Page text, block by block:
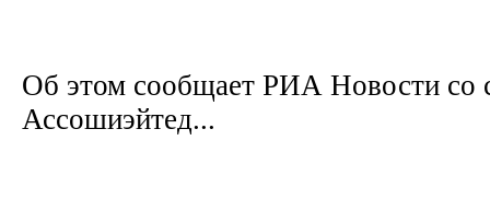
Об этом сообщает РИА Новости со
Ассошиэйтед...